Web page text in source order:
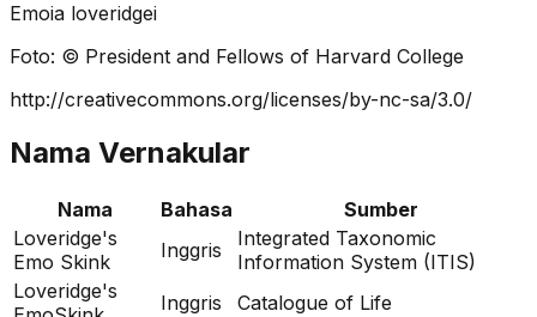
Emoia loveridgei
Foto: © President and Fellows of Harvard College
http://creativecommons.org/licenses/by-nc-sa/3.0/
Nama Vernakular
Nama Bahasa
Sumber
Loveridge's
Emo Skink
Inggris
Integrated Taxonomic
Information System (ITIS)
Loveridge's
Inggris
Catalogue of Life